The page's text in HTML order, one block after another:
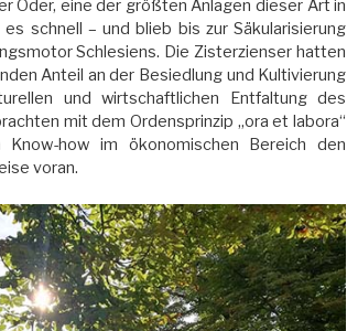
Oder, eine der größten Anlagen dieser Art in
schnell – und blieb bis zur Säkularisierung
Schlesiens. Die Zisterzienser hatten
Anteil an der Besiedlung und Kultivierung
und wirtschaftlichen Entfaltung des
mit dem Ordensprinzip „ora et labora“
how im ökonomischen Bereich den
voran.